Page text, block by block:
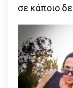
σε κάποιο